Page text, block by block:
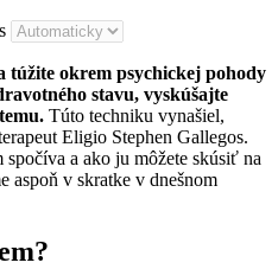
túžite okrem psychickej pohody
stavu, vyskúšajte
Túto techniku vynašiel,
Eligio Stephen Gallegos.
a ako ju môžete skúsiť na
aspoň v skratke v dnešnom